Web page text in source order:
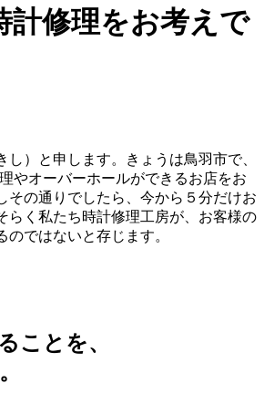
計修理をお考えで
し）と申します。きょうは鳥羽市で、
やオーバーホールができるお店をお
その通りでしたら、今から５分だけお
らく私たち時計修理工房が、お客様の
のではないと存じます。
ことを、